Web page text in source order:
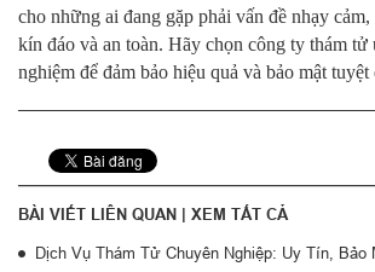
cho những ai đang gặp phải vấn đề nhạy
kín đáo và an toàn. Hãy chọn công ty thám
nghiệm để đảm bảo hiệu quả và bảo mật tuyệt
BÀI VIẾT LIÊN QUAN | XEM TẤT CẢ
Dịch Vụ Thám Tử Chuyên Nghiệp: Uy Tín, Bảo